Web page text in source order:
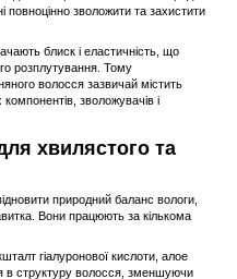
повноцінно зволожити та захистити
блиск і еластичність, що
розплутування. Тому
волосся зазвичай містить
зволожувачів і
хвилястого та
природний баланс вологи,
Вони працюють за кількома
гіалуронової кислоти, алое
в структуру волосся, зменшуючи